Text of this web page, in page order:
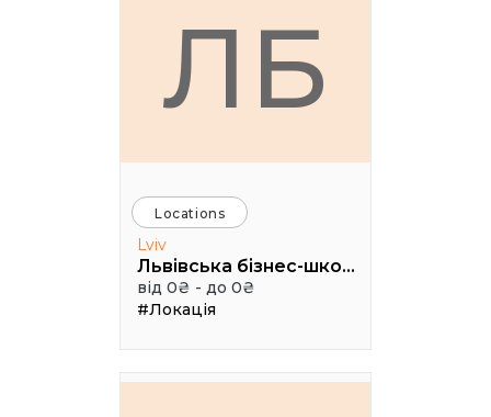
ЛБ
Locations
Lviv
Львівська бізнес-школа УКУ (LvBS)
від 0₴ - до 0₴
#Локація